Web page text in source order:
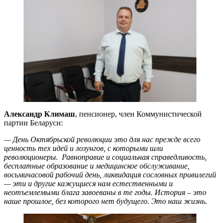
Александр Климаш, пенсионер, член Коммунистической
партии Беларуси:
— День Октябрьской революции это для нас прежде всего
ценность тех идей и лозунгов, с которыми шли
революционеры. Равноправие и социальная справедливость,
бесплатные образование и медицинское обслуживание,
восьмичасовой рабочий день, ликвидация сословных привилегий
— эти и другие кажущиеся нам естественными и
неотъемлемыми блага завоеваны в те годы. История – это
наше прошлое, без которого нет будущего. Это наш жизнь.